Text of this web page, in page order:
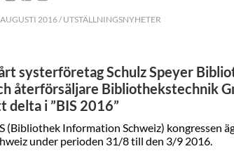
2016 / UTSTÄLLNINGSNYHETER
systerföretag Schulz Speyer
återförsäljare Bibliothekstechnik
delta i ”BIS 2016”
(Bibliothek Information Schweiz) kongressen
under perioden 31/8 till den 3/9 2016.